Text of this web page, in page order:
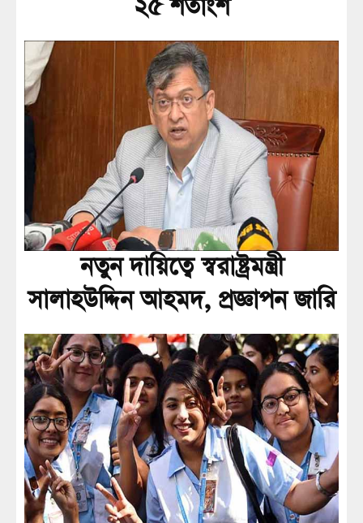
২৫ শতাংশ
নতুন দায়িত্বে স্বরাষ্ট্রমন্ত্রী
সালাহউদ্দিন আহমদ, প্রজ্ঞাপন জারি